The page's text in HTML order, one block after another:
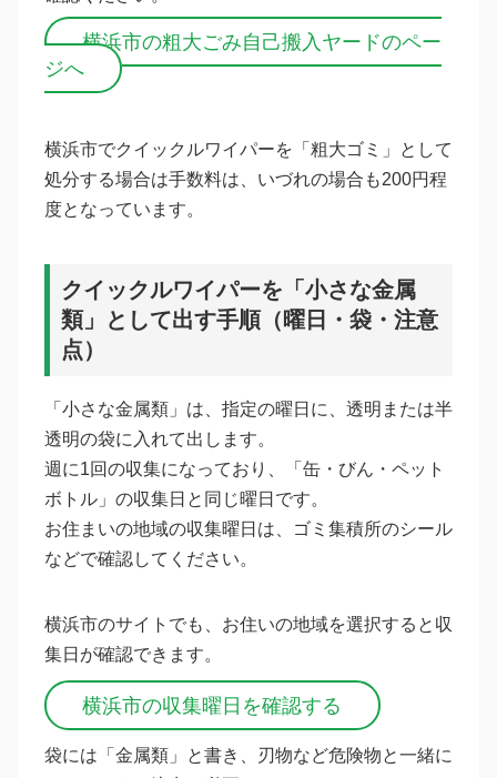
横浜市の粗大ごみ自己搬入ヤードのペー
ジへ
横浜市でクイックルワイパーを「粗大ゴミ」として
処分する場合は手数料は、いづれの場合も200円程
度となっています。
クイックルワイパーを「小さな金属
類」として出す手順（曜日・袋・注意
点）
「小さな金属類」は、指定の曜日に、透明または半
透明の袋に入れて出します。
週に1回の収集になっており、「缶・びん・ペット
ボトル」の収集日と同じ曜日です。
お住まいの地域の収集曜日は、ゴミ集積所のシール
などで確認してください。
横浜市のサイトでも、お住いの地域を選択すると収
集日が確認できます。
横浜市の収集曜日を確認する
袋には「金属類」と書き、刃物など危険物と一緒に